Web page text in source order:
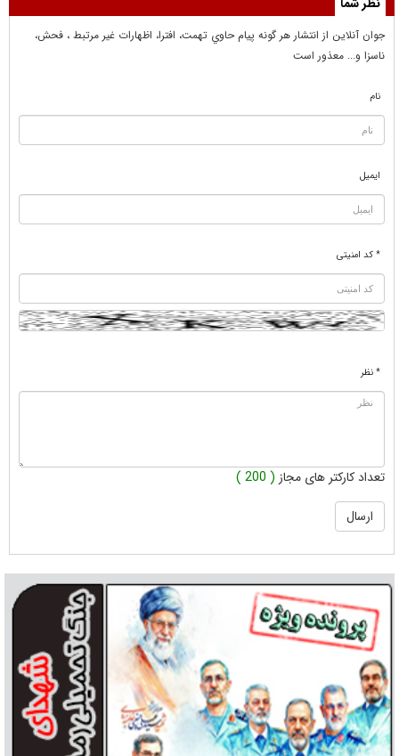
جوان آنلاين از انتشار هر گونه پيام حاوي تهمت، افترا، اظهارات غير مرتبط ، فحش،
ناسزا و... معذور است
نام
ایمیل
* کد امنیتی
* نظر
تعداد کارکتر های مجاز ( 200 )